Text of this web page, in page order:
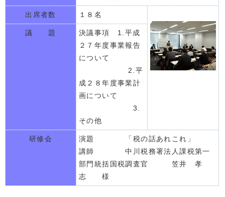
出席者数 １８名
議 題
決議事項 1.平成
２７年度事業報告
について
2.平
成２８年度事業計
画について
3.
その他
研修会
演題 「税の話あれこれ」
講師 中川税務署法人課税第一
部門統括国税調査官 笠井 孝
志 様